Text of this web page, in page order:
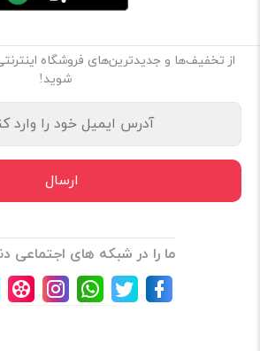
از تخفیف‌ها و جدیدترین‌های فروشگاه
شوید!
ما را در شبکه های اجتماعی